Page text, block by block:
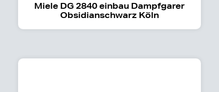
Miele DG 2840 einbau Dampfgarer
Obsidianschwarz Köln